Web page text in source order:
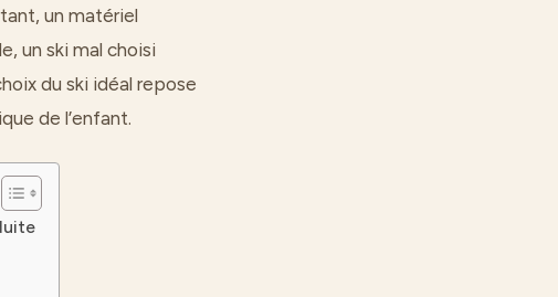
un matériel
un ski mal choisi
du ski idéal repose
de l’enfant.